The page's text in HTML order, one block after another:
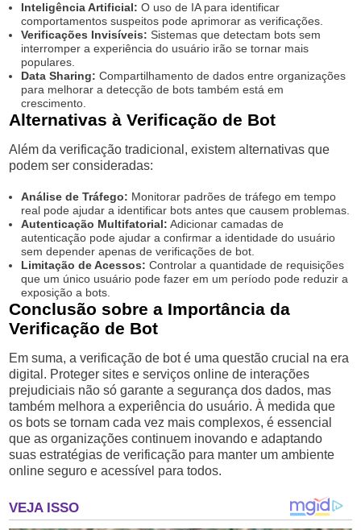
Inteligência Artificial: O uso de IA para identificar
comportamentos suspeitos pode aprimorar as verificações.
Verificações Invisíveis: Sistemas que detectam bots sem
interromper a experiência do usuário irão se tornar mais
populares.
Data Sharing: Compartilhamento de dados entre organizações
para melhorar a detecção de bots também está em
crescimento.
Alternativas à Verificação de Bot
Além da verificação tradicional, existem alternativas que
podem ser consideradas:
Análise de Tráfego: Monitorar padrões de tráfego em tempo
real pode ajudar a identificar bots antes que causem problemas.
Autenticação Multifatorial: Adicionar camadas de
autenticação pode ajudar a confirmar a identidade do usuário
sem depender apenas de verificações de bot.
Limitação de Acessos: Controlar a quantidade de requisições
que um único usuário pode fazer em um período pode reduzir a
exposição a bots.
Conclusão sobre a Importância da
Verificação de Bot
Em suma, a verificação de bot é uma questão crucial na era
digital. Proteger sites e serviços online de interações
prejudiciais não só garante a segurança dos dados, mas
também melhora a experiência do usuário. À medida que
os bots se tornam cada vez mais complexos, é essencial
que as organizações continuem inovando e adaptando
suas estratégias de verificação para manter um ambiente
online seguro e acessível para todos.